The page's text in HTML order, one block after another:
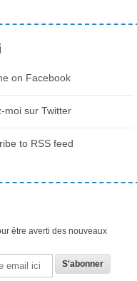
on Facebook
moi sur Twitter
to RSS feed
être averti des nouveaux